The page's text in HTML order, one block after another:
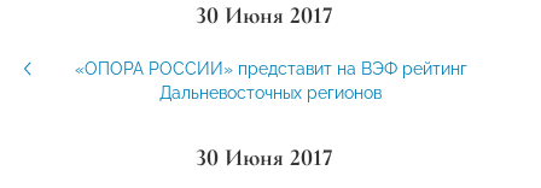
30 Июня 2017
«ОПОРА РОССИИ» представит на ВЭФ рейтинг
Дальневосточных регионов
30 Июня 2017